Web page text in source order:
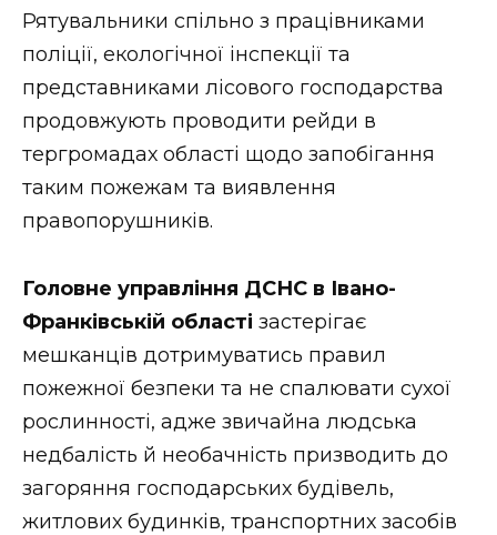
Рятувальники спільно з працівниками
поліції, екологічної інспекції та
представниками лісового господарства
продовжують проводити рейди в
тергромадах області щодо запобігання
таким пожежам та виявлення
правопорушників.
Головне управління ДСНС в Івано-
Франківській області застерігає
мешканців дотримуватись правил
пожежної безпеки та не спалювати сухої
рослинності, адже звичайна людська
недбалість й необачність призводить до
загоряння господарських будівель,
житлових будинків, транспортних засобів